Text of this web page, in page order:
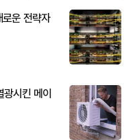
운 전략자
시킨 메이